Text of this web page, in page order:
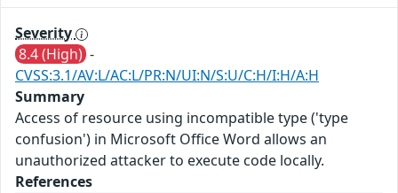
Severity
8.4 (High) -
CVSS:3.1/AV:L/AC:L/PR:N/UI:N/S:U/C:H/I:H/A:H
Summary
Access of resource using incompatible type ('type
confusion') in Microsoft Office Word allows an
unauthorized attacker to execute code locally.
References